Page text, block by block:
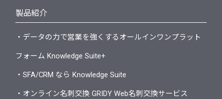
製品紹介
・データの力で営業を強くするオールインワンプラット
フォーム Knowledge Suite+
・SFA/CRM なら Knowledge Suite
・オンライン名刺交換 GRIDY Web名刺交換サービス